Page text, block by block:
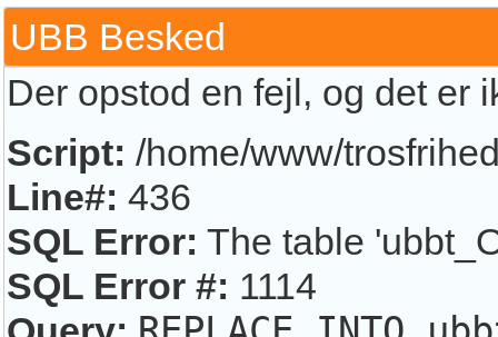
UBB Besked
Der opstod en fejl, og det
Script: /home/www/
Line#: 436
SQL Error: The table
SQL Error #: 1114